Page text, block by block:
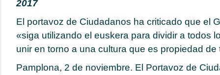
2017
El portavoz de Ciudadanos ha criticado que el
«siga utilizando el euskera para dividir a todos
unir en torno a una cultura que es propiedad
Pamplona, 2 de noviembre. El Portavoz de